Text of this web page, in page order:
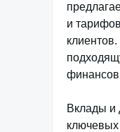
и
Вклады и
ключевых